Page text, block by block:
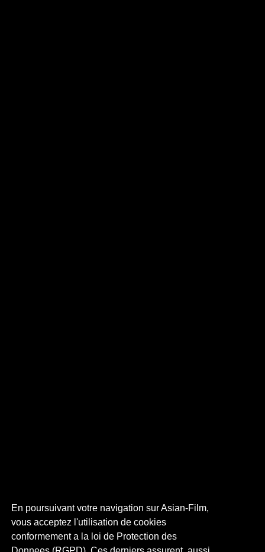
En poursuivant votre navigation sur Asian-Film,
vous acceptez l'utilisation de cookies
conformement a la loi de Protection des